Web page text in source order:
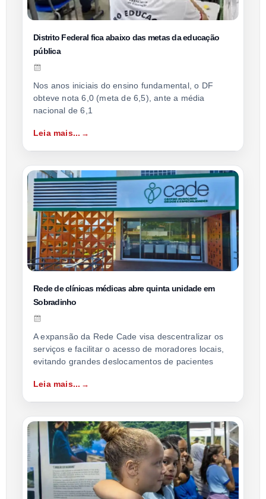
Distrito Federal fica abaixo das metas da educação
pública
Nos anos iniciais do ensino fundamental, o DF
obteve nota 6,0 (meta de 6,5), ante a média
nacional de 6,1
Leia mais...
Rede de clínicas médicas abre quinta unidade em
Sobradinho
A expansão da Rede Cade visa descentralizar os
serviços e facilitar o acesso de moradores locais,
evitando grandes deslocamentos de pacientes
Leia mais...